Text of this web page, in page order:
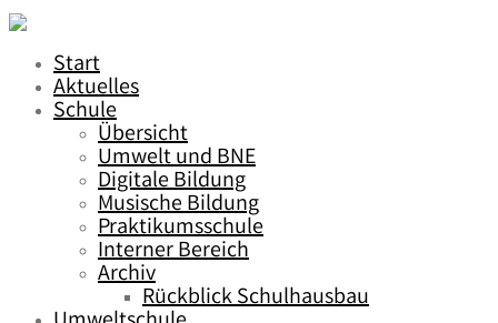
Start
Aktuelles
Schule
Übersicht
Umwelt und BNE
Digitale Bildung
Musische Bildung
Praktikumsschule
Interner Bereich
Archiv
Rückblick Schulhausbau